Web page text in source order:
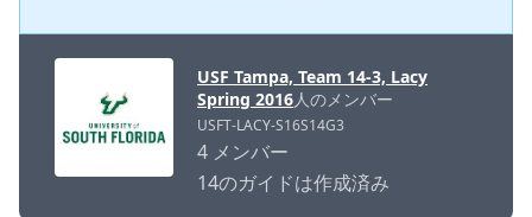
USF Tampa, Team 14-3, Lacy
Spring 2016人のメンバー
USFT-LACY-S16S14G3
4 メンバー
14のガイドは作成済み